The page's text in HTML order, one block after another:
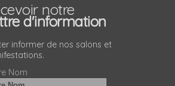
notre
d'information
informer de nos salons et
Nom